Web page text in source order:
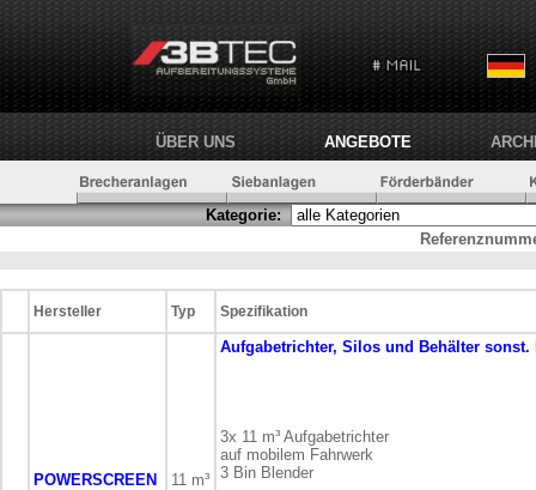
ÜBER UNS ANGEBOTE
Kategorie:
Hersteller Typ Spezifikation
POWERSCREEN 11 m³
Aufgabetrichter, Silos und Behälter sonst.
3x 11 m³ Aufgabetrichter
auf mobilem Fahrwerk
3 Bin Blender